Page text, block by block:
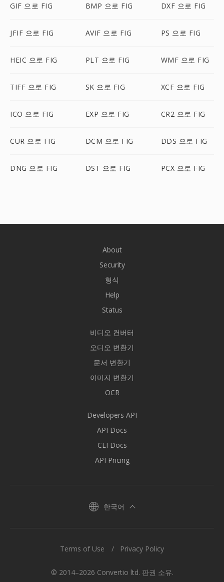
GIF 으로 FIG BMP 으로 FIG DXF 으로 FIG
JFIF 으로 FIG AVIF 으로 FIG PS 으로 FIG
HEIC 으로 FIG PLT 으로 FIG WMF 으로 FIG
TIFF 으로 FIG SK 으로 FIG XCF 으로 FIG
ICO 으로 FIG EXP 으로 FIG CR2 으로 FIG
CUR 으로 FIG DCM 으로 FIG DDS 으로 FIG
DNG 으로 FIG DST 으로 FIG PCX 으로 FIG
About
Security
형식
Help
Status
비디오 컨버터
오디오 변환기
문서 변환기
이미지 변환기
OCR
Developers API
API Docs
CLI Docs
API Pricing
한국어
© 2014–2026 Convertio ltd. 판권 소유.
Terms of Use Privacy Policy